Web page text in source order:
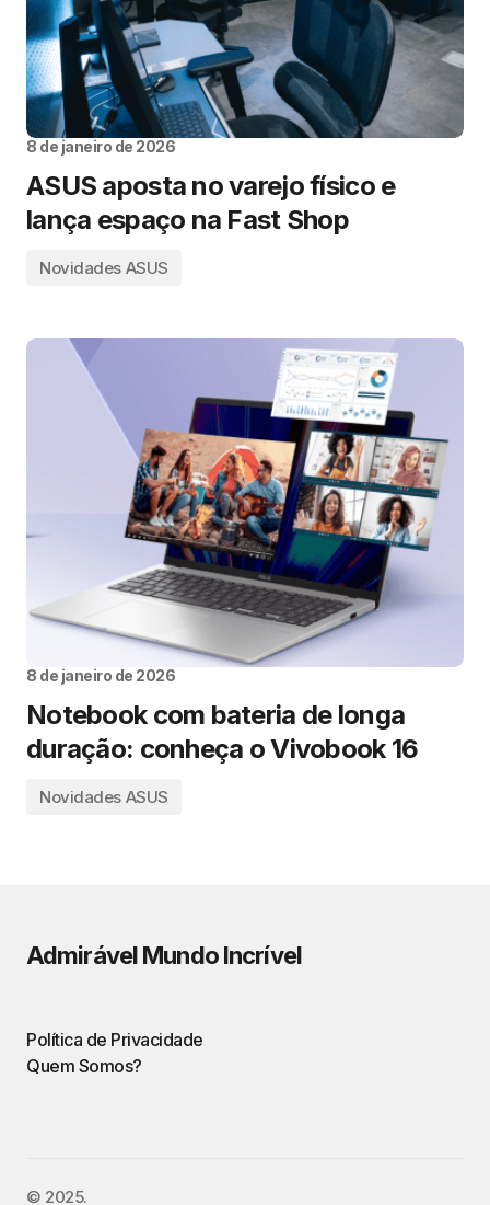
8 de janeiro de 2026
ASUS aposta no varejo físico e
lança espaço na Fast Shop
Novidades ASUS
8 de janeiro de 2026
Notebook com bateria de longa
duração: conheça o Vivobook 16
Novidades ASUS
Admirável Mundo Incrível
Política de Privacidade
Quem Somos?
©️ 2025.